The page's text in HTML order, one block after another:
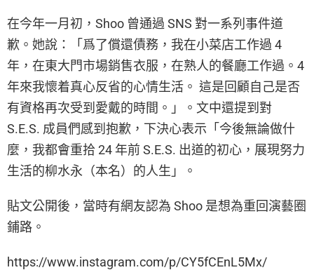
在今年一月初，Shoo 曾通過 SNS 對一系列事件道
歉。她說：「爲了償還債務，我在小菜店工作過 4
年，在東大門市場銷售衣服，在熟人的餐廳工作過。4
年來我懷着真心反省的心情生活。 這是回顧自己是否
有資格再次受到愛戴的時間。」。文中還提到對
S.E.S. 成員們感到抱歉，下決心表示「今後無論做什
麼，我都會重拾 24 年前 S.E.S. 出道的初心，展現努力
生活的柳水永（本名）的人生」。
貼文公開後，當時有網友認為 Shoo 是想為重回演藝圈
鋪路。
https://www.instagram.com/p/CY5fCEnL5Mx/